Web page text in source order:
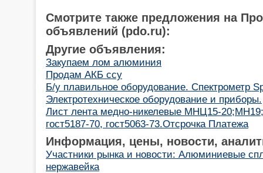
Смотрите также предложения на
объявлений (pdo.ru):
Другие объявления:
Закупаем лом алюминия
Продам АКБ ссу
Б/у плавильное оборудование. Спектрометр
Электротехническое оборудование и приборы.
Лист лента медно-никелевые МНЦ15-
гост5187-70, гост5063-73.Отсрочка Платежа
Информация, цены, новости,
Участники рынка и новости: Алюминиевые
нержавейка